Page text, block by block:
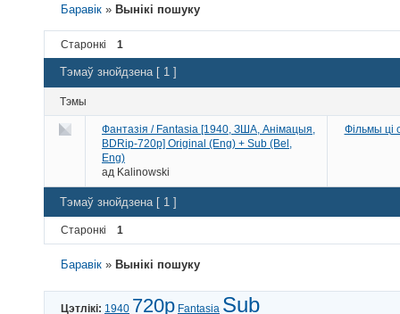
Баравік » Вынікі пошуку
Старонкі 1
Тэмаў знойдзена [ 1 ]
Тэмы
Фантазія / Fantasia [1940, ЗША, Анімацыя,
BDRip-720p] Original (Eng) + Sub (Bel,
Eng)
ад Kalinowski
Фільмы ці
Тэмаў знойдзена [ 1 ]
Старонкі 1
Баравік » Вынікі пошуку
Цэтлікі: 1940 720p Fantasia Sub